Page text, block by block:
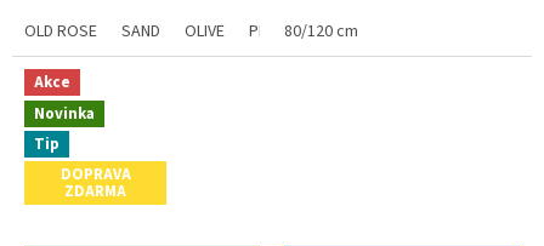
OLD ROSE
SAND OLIVE PLUM STEEL
80/120 cm
Akce
Novinka
Tip
DOPRAVA
ZDARMA